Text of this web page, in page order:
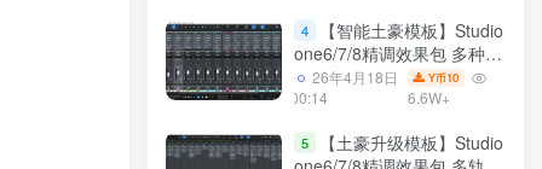
4
【智能土豪模板】Studio
one6/7/8精调效果包 多种效
果模式可选 声卡调试好预设
模板 带插件全套文件
26年4月18日
00:14
Y币10
6.6W+
5
【土豪升级模板】Studio